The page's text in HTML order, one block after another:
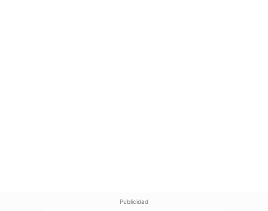
Publicidad